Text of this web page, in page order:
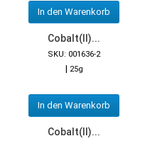
In den Warenkorb
Cobalt(II)...
SKU: 001636-2
| 25g
In den Warenkorb
Cobalt(II)...